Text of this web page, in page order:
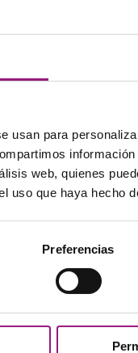
usan para
web, quienes
uso que haya hecho
Preferencias